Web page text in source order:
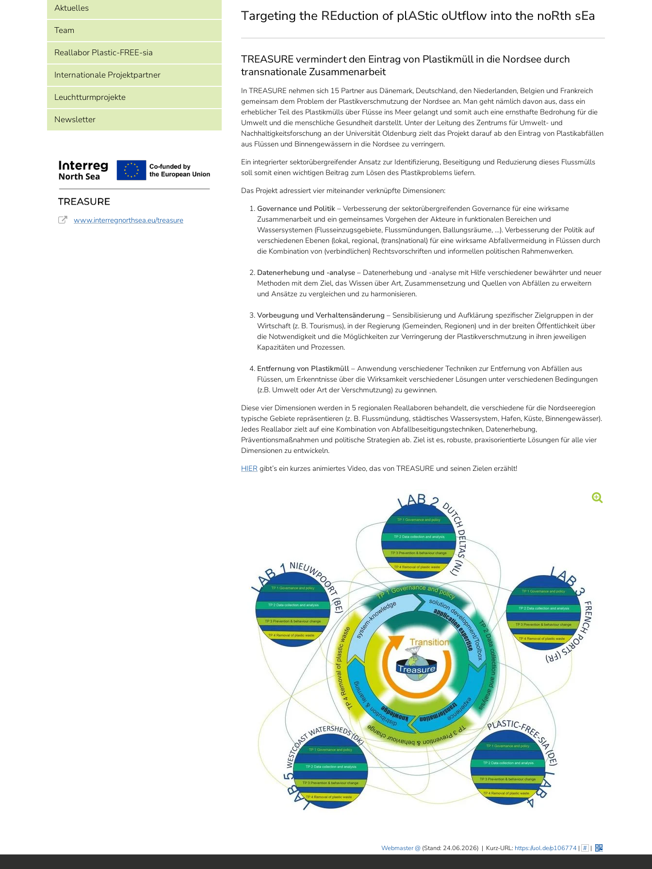
Aktuelles
Team
Reallabor Plastic-FREE-sia
Internationale Projektpartner
Leuchtturmprojekte
Newsletter
www.interregnorthsea.eu/treasure
Targeting the REduction of plAStic oUtflow into the noRth sEa
TREASURE vermindert den Eintrag von Plastikmüll in die Nordsee durch
transnationale Zusammenarbeit
In TREASURE nehmen sich 15 Partner aus Dänemark, Deutschland, den Niederlanden, Belgien und Frankreich
gemeinsam dem Problem der Plastikverschmutzung der Nordsee an. Man geht nämlich davon aus, dass ein
erheblicher Teil des Plastikmülls über Flüsse ins Meer gelangt und somit auch eine ernsthafte Bedrohung für die
Umwelt und die menschliche Gesundheit darstellt. Unter der Leitung des Zentrums für Umwelt- und
Nachhaltigkeitsforschung an der Universität Oldenburg zielt das Projekt darauf ab den Eintrag von Plastikabfällen
aus Flüssen und Binnengewässern in die Nordsee zu verringern.
Ein integrierter sektorübergreifender Ansatz zur Identifizierung, Beseitigung und Reduzierung dieses Flussmülls
soll somit einen wichtigen Beitrag zum Lösen des Plastikproblems liefern.
Das Projekt adressiert vier miteinander verknüpfte Dimensionen:
Governance und Politik – Verbesserung der sektorübergreifenden Governance für eine wirksame
Zusammenarbeit und ein gemeinsames Vorgehen der Akteure in funktionalen Bereichen und
Wassersystemen (Flusseinzugsgebiete, Flussmündungen, Ballungsräume, …). Verbesserung der Politik auf
verschiedenen Ebenen (lokal, regional, (trans)national) für eine wirksame Abfallvermeidung in Flüssen durch
die Kombination von (verbindlichen) Rechtsvorschriften und informellen politischen Rahmenwerken.
Datenerhebung und -analyse – Datenerhebung und -analyse mit Hilfe verschiedener bewährter und neuer
Methoden mit dem Ziel, das Wissen über Art, Zusammensetzung und Quellen von Abfällen zu erweitern
und Ansätze zu vergleichen und zu harmonisieren.
Vorbeugung und Verhaltensänderung – Sensibilisierung und Aufklärung spezifischer Zielgruppen in der
Wirtschaft (z. B. Tourismus), in der Regierung (Gemeinden, Regionen) und in der breiten Öffentlichkeit über
die Notwendigkeit und die Möglichkeiten zur Verringerung der Plastikverschmutzung in ihren jeweiligen
Kapazitäten und Prozessen.
Entfernung von Plastikmüll – Anwendung verschiedener Techniken zur Entfernung von Abfällen aus
Flüssen, um Erkenntnisse über die Wirksamkeit verschiedener Lösungen unter verschiedenen Bedingungen
(z.B. Umwelt oder Art der Verschmutzung) zu gewinnen.
Diese vier Dimensionen werden in 5 regionalen Reallaboren behandelt, die verschiedene für die Nordseeregion
typische Gebiete repräsentieren (z. B. Flussmündung, städtisches Wassersystem, Hafen, Küste, Binnengewässer).
Jedes Reallabor zielt auf eine Kombination von Abfallbeseitigungstechniken, Datenerhebung,
Präventionsmaßnahmen und politische Strategien ab. Ziel ist es, robuste, praxisorientierte Lösungen für alle vier
Dimensionen zu entwickeln.
HIER gibt’s ein kurzes animiertes Video, das von TREASURE und seinen Zielen erzählt!
Webmaster (Stand: 24.06.2026) | Kurz-URL: https://uol.de/p106774| # |